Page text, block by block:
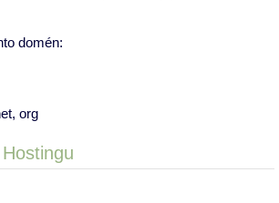
domén:
org